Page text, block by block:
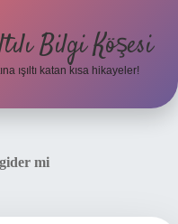
Bilgi Köşesi
ışıltı katan kısa hikayeler!
mi